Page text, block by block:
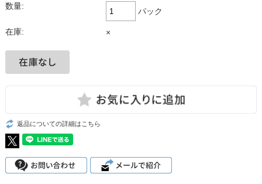
数量:
パック
在庫: ×
返品についての詳細はこちら